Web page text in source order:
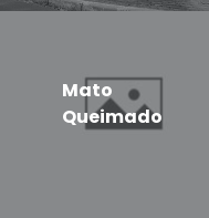
Mato
Queimado